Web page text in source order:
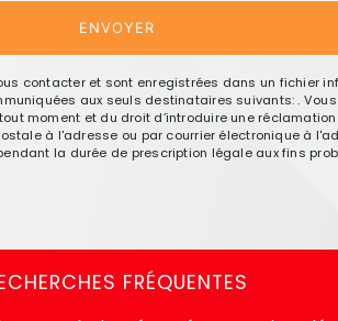
ENVOYER
contacter et sont enregistrées dans un fichier
aux seuls destinataires suivants: .
moment et du droit d’introduire une
à l'adresse ou par courrier électronique à
la durée de prescription légale aux fins
FRÉQUENTES